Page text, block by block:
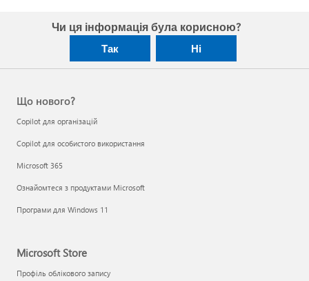
Чи ця інформація була корисною?
Так Ні
Що нового?
Copilot для організацій
Copilot для особистого використання
Microsoft 365
Ознайомтеся з продуктами Microsoft
Програми для Windows 11
Microsoft Store
Профіль облікового запису